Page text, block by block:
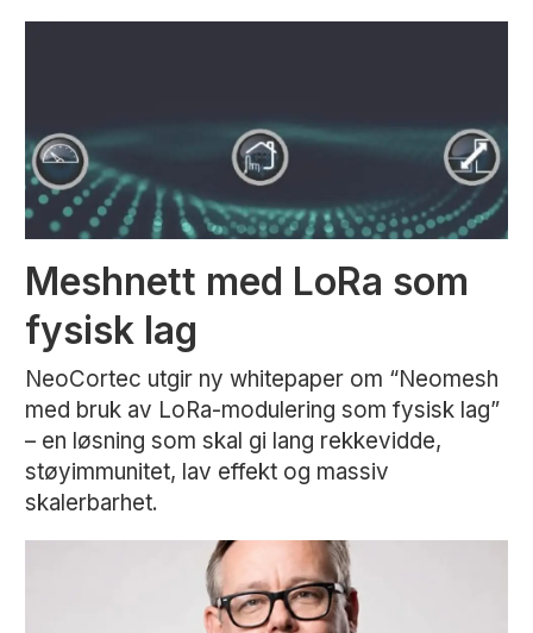
Meshnett med LoRa som
fysisk lag
NeoCortec utgir ny whitepaper om “Neomesh
med bruk av LoRa-modulering som fysisk lag”
– en løsning som skal gi lang rekkevidde,
støyimmunitet, lav effekt og massiv
skalerbarhet.